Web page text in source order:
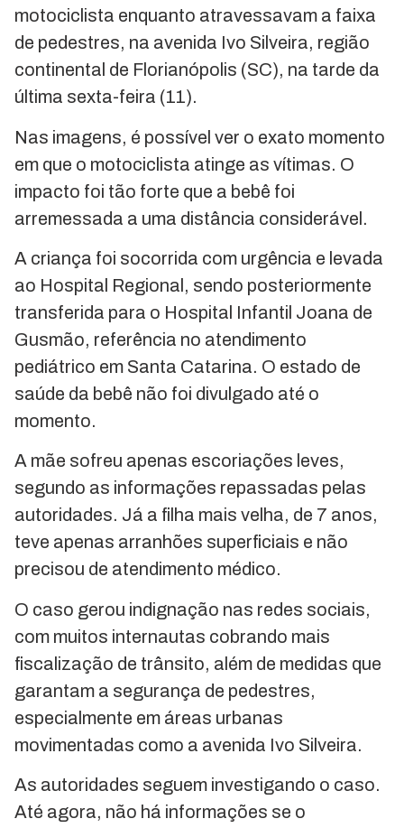
motociclista enquanto atravessavam a faixa
de pedestres, na avenida Ivo Silveira, região
continental de Florianópolis (SC), na tarde da
última sexta-feira (11).
Nas imagens, é possível ver o exato momento
em que o motociclista atinge as vítimas. O
impacto foi tão forte que a bebê foi
arremessada a uma distância considerável.
A criança foi socorrida com urgência e levada
ao Hospital Regional, sendo posteriormente
transferida para o Hospital Infantil Joana de
Gusmão, referência no atendimento
pediátrico em Santa Catarina. O estado de
saúde da bebê não foi divulgado até o
momento.
A mãe sofreu apenas escoriações leves,
segundo as informações repassadas pelas
autoridades. Já a filha mais velha, de 7 anos,
teve apenas arranhões superficiais e não
precisou de atendimento médico.
O caso gerou indignação nas redes sociais,
com muitos internautas cobrando mais
fiscalização de trânsito, além de medidas que
garantam a segurança de pedestres,
especialmente em áreas urbanas
movimentadas como a avenida Ivo Silveira.
As autoridades seguem investigando o caso.
Até agora, não há informações se o